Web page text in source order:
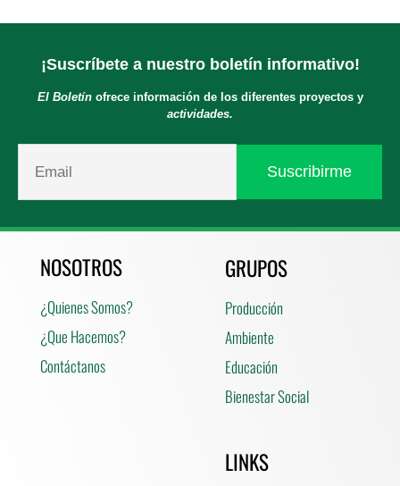
¡Suscríbete a nuestro boletín informativo!
El Boletínofrece información de los diferentes proyectos y
actividades.
NOSOTROS
¿Quienes Somos?
¿Que Hacemos?
Contáctanos
GRUPOS
Producción
Ambiente
Educación
Bienestar Social
LINKS